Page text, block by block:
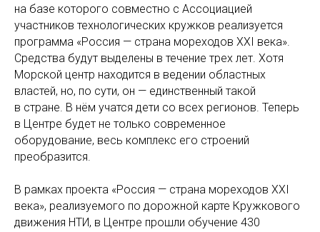
на базе которого совместно с Ассоциацией
участников технологических кружков реализуется
программа «Россия — страна мореходов XXI века».
Средства будут выделены в течение трех лет. Хотя
Морской центр находится в ведении областных
властей, но, по сути, он — единственный такой
в стране. В нём учатся дети со всех регионов. Теперь
в Центре будет не только современное
оборудование, весь комплекс его строений
преобразится.
В рамках проекта «Россия — страна мореходов XXI
века», реализуемого по дорожной карте Кружкового
движения НТИ, в Центре прошли обучение 430